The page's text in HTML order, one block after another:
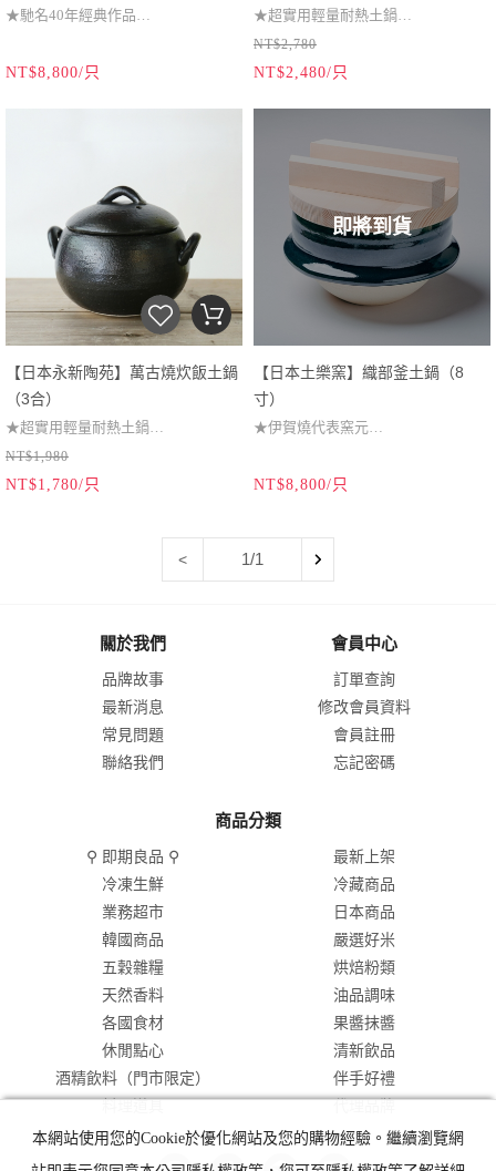
★馳名40年經典作品
★江戶時代創立至今
貨，無法選擇超商取貨。）
NT$8,800/只
★超實用輕量耐熱土鍋
★25分鐘快速烹煮
★瓦斯爐可直火加熱
★日本國家傳統工藝品
（本商品為易碎品，僅提供宅配出
貨，無法選擇超商取貨。）
NT$2,780
NT$2,480/只
【日本永新陶苑】萬古燒炊飯土鍋
（3合）
★超實用輕量耐熱土鍋
★25分鐘快速烹煮
★瓦斯爐可直火加熱
（本商品為易碎品，僅提供宅配出
NT$1,980
NT$1,780/只
即將到貨
【日本土樂窯】織部釜土鍋（8
寸）
★伊賀燒代表窯元
★可烹煮5~7合米
（本商品為易碎品，僅提供宅配出
NT$8,800/只
< 1/1
關於我們
品牌故事
最新消息
常見問題
聯絡我們
會員中心
訂單查詢
修改會員資料
會員註冊
忘記密碼
商品分類
⚲ 即期良品 ⚲
最新上架
冷凍生鮮
冷藏商品
業務超市
日本商品
韓國商品
嚴選好米
五穀雜糧
烘焙粉類
天然香料
油品調味
各國食材
果醬抹醬
休閒點心
清新飲品
酒精飲料（門市限定）
伴手好禮
料理道具
代理品牌
本網站使用您的Cookie於優化網站及您的購物經驗。繼續瀏覽網